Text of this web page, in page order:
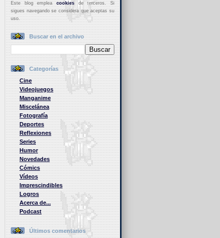
Este blog empleacookies de terceros. Si
sigues navegando se considera que aceptas su
uso.
Buscar en el archivo
Categorías
Cine
Videojuegos
Manganime
Miscelánea
Fotografía
Deportes
Reflexiones
Series
Humor
Novedades
Cómics
Vídeos
Imprescindibles
Logros
Acerca de...
Podcast
Últimos comentarios